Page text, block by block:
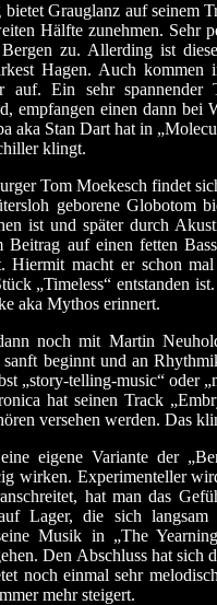
Grauglanz auf seinem
Hälfte zunehmen. Sehr
zu. Allerding ist
Hagen. Auch
auf. Ein sehr
empfangen einen dann
aka Stan Dart hat in
klingt.
Tom Moekesch findet
geborene Globotom
ist und später durch
Beitrag auf einen fetten
Hiermit macht er schon
„Timeless“ entstanden
aka Mythos erinnert.
noch mit Martin
beginnt und an
„story-telling-music“ oder
hat seinen Track
versehen werden. Das
eigene Variante der
wirken. Experimenteller
hat man das
Lager, die sich
Musik in „The
Den Abschluss hat
noch einmal sehr
mehr steigert.